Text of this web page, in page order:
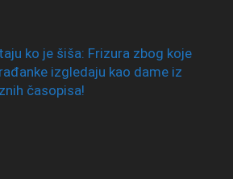
ko je šiša: Frizura zbog koje
izgledaju kao dame iz
časopisa!